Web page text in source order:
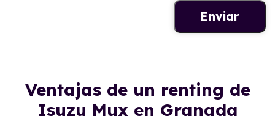
Ventajas de un renting de
Isuzu Mux en Granada